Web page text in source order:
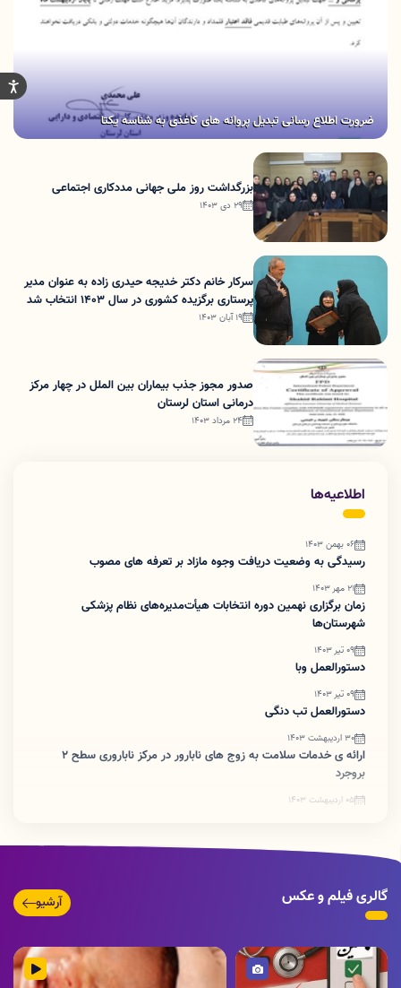
ضرورت اطلاع رسانی تبدیل پروانه های کاغذی به شناسه یکتا
بزرگداشت روز ملی جهانی مددکاری اجتماعی
29 دی 1403
سرکار خانم دکتر خدیجه حیدری زاده به عنوان مدیر
پرستاری برگزیده کشوری در سال 1403 انتخاب شد
19 آبان 1403
صدور مجوز جذب بیماران بین الملل در چهار مرکز
درمانی استان لرستان
24 مرداد 1403
اطلاعیه‌ها
06 بهمن 1403
رسیدگی به وضعیت دریافت وجوه مازاد بر تعرفه های مصوب
21 مهر 1403
زمان برگزاری نهمین دوره انتخابات هیأت‌مدیره‌های نظام پزشکی
شهرستان‌ها
09 تیر 1403
دستورالعمل وبا
09 تیر 1403
دستورالعمل تب دنگی
30 اردیبهشت 1403
ارائه ی خدمات سلامت به زوج های نابارور در مرکز ناباروری سطح ۲
بروجرد
05 اردیبهشت 1403
گالری فیلم و عکس آرشیو